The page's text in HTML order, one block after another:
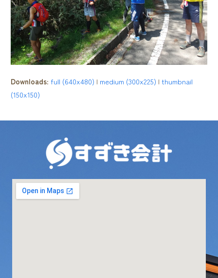
Downloads:full (640x480) | medium (300x225) |thumbnail
(150x150)